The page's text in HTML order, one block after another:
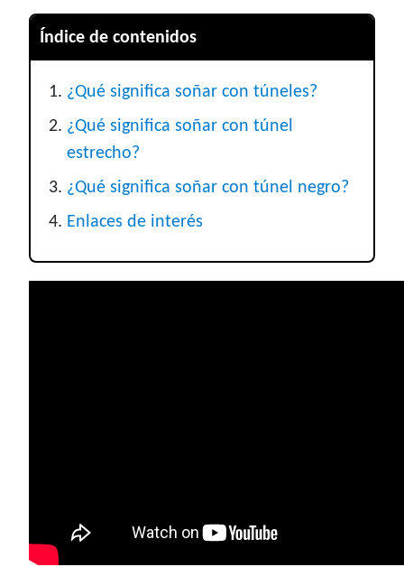
Índice de contenidos
¿Qué significa soñar con túneles?
¿Qué significa soñar con túnel
estrecho?
¿Qué significa soñar con túnel negro?
Enlaces de interés